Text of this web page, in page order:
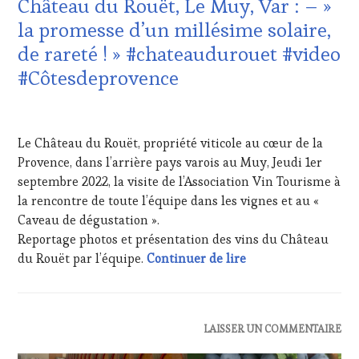
FAME,
WINE
TOURISM
TOUR,
WINE
TOURISM
WINETASTINGVOUCHER.COM
DU
VIN
ET
DE
LA
GUEST,
INVITATIONS
DÉGUSTATIONS,
WINE
TASTING
MÉDIAS,
PRESSE
PARTENAIRES
Château du Rouët, Le Muy, Var : – »
la promesse d’un millésime solaire,
de rareté ! » #chateaudurouet #video
#Côtesdeprovence
2022
Le Château du Rouët, propriété viticole au cœur de la
Provence, dans l’arrière pays varois au Muy, Jeudi 1er
septembre 2022, la visite de l’Association Vin Tourisme à
la rencontre de toute l’équipe dans les vignes et au «
Caveau de dégustation ».
Reportage photos et présentation des vins du Château
du Rouët par l’équipe.Continuer de lire#interview
LAISSER UN COMMENTAIRE